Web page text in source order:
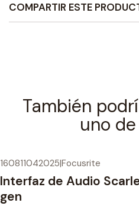
COMPARTIR ESTE
También
uno
160811042025|Focusrite
Interfaz de Audio
gen